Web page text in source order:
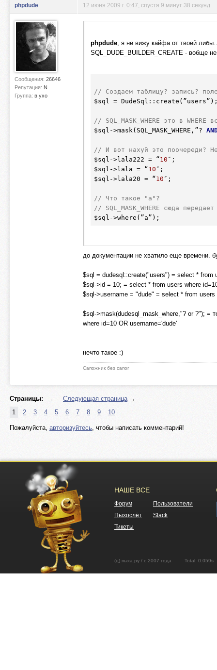
phpdude
Сообщения: 26646
Репутация: N
Группа: в ухо
12 июня 2009 г. 0:47 , спустя 9 минут 38 секунд
phpdude, я не вижу кайфа от твоей
SQL_DUDE_BUILDER_CREATE - вобще
// Создаем таблицу? запись?
$sql
=
// SQL_MASK_WHERE это в WHERE
$sql ->mask(SQL_MASK_WHERE,”?
// И вот нахуй это поочереди?
$sql ->lala222 = “10
$sql ->lala = “10
$sql ->lala20 = “10 ″;
// Что такое "a"?
// SQL_MASK_WHERE сюда
$sql
до документации не хватило еще времени.
$sql = dudesql::create("users") = select * from
$sql->id = 10; = select * from users where
$sql->username = "dude" = select * from users
$sql->mask(dudesql_mask_where,"? or ?"); =
where id=10 OR username='dude'
нечто такое :)
Сапожник без сапог
Страницы: ← Следующая страница→
1
2 3 4 5 6 7 8 9 10
Пожалуйста, авторизуйтесь, чтобы написать комментарий!
НАШЕ ВСЕ
Форум
Пользователи
Пыхослёт
Slack
Тикеты
(ц) пыха.ру / с 2007 года Total: